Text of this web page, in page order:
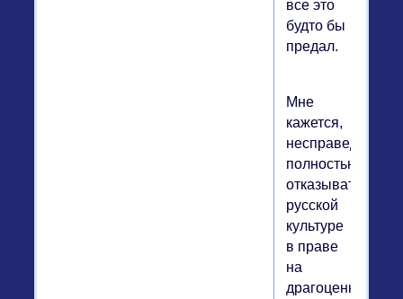
все это
будто бы
предал.
Мне
кажется,
несправедливо
полностью
отказывать
русской
культуре
в праве
на
драгоценное